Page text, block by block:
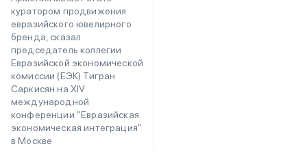
куратором продвижения
евразийского ювелирного
бренда, сказал
председатель коллегии
Евразийской экономической
комиссии (ЕЭК) Тигран
Саркисян на XIV
международной
конференции "Евразийская
экономическая интеграция"
в Москве